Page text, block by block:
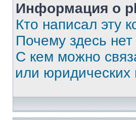
Информация о
Кто написал эту
Почему здесь
С кем можно
или юридических